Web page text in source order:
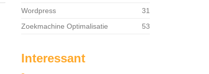
Wordpress
31
Zoekmachine Optimalisatie
53
Interessant